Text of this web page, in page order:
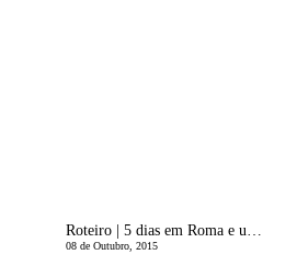
Roteiro | 5 dias em Roma e um salto a Siena
08 de Outubro, 2015